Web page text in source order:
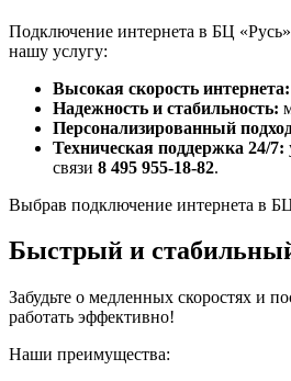
Подключение интернета в БЦ
нашу услугу:
Высокая скорость интернета:
Надежность и стабильность:
Персонализированный
Техническая поддержка 24/7:
связи 8 495 955-18-82.
Выбрав подключение интернета в
Быстрый и
Забудьте о медленных скоростях и
работать эффективно!
Наши преимущества: